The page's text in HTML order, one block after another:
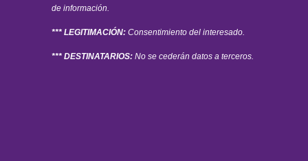
de información.
*** LEGITIMACIÓN:Consentimiento del interesado.
*** DESTINATARIOS: No se cederán datos a terceros.